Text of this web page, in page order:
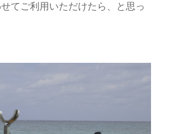
てご利用いただけたら、と思っ